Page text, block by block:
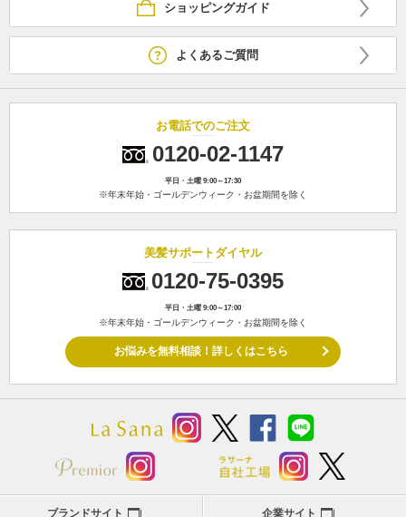
ショッピングガイド
よくあるご質問
お電話でのご注文
0120-02-1147
平日・土曜 9:00～17:30
※年末年始・ゴールデンウィーク・お盆期間を除く
美髪サポートダイヤル
0120-75-0395
平日・土曜 9:00～17:00
※年末年始・ゴールデンウィーク・お盆期間を除く
お悩みを無料相談！詳しくはこちら
ブランドサイト 企業サイト